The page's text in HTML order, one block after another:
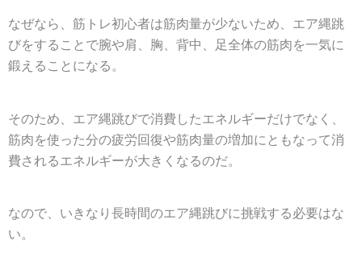
なぜなら、筋トレ初心者は筋肉量が少ないため、エア縄跳
びをすることで腕や肩、胸、背中、足全体の筋肉を一気に
鍛えることになる。
そのため、エア縄跳びで消費したエネルギーだけでなく、
筋肉を使った分の疲労回復や筋肉量の増加にともなって消
費されるエネルギーが大きくなるのだ。
なので、いきなり長時間のエア縄跳びに挑戦する必要はな
い。